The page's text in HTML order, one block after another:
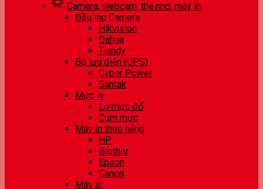
Camera, webcam, thẻ nhớ, máy in
Đầu thu Camera
Hikvision
Dahua
Tiandy
Bộ lưu điện (UPS)
Cyber Power
Santak
Mực in
Lọ mực đổ
Cụm mực
Máy in theo hãng
HP
Brother
Epson
Canon
Máy in